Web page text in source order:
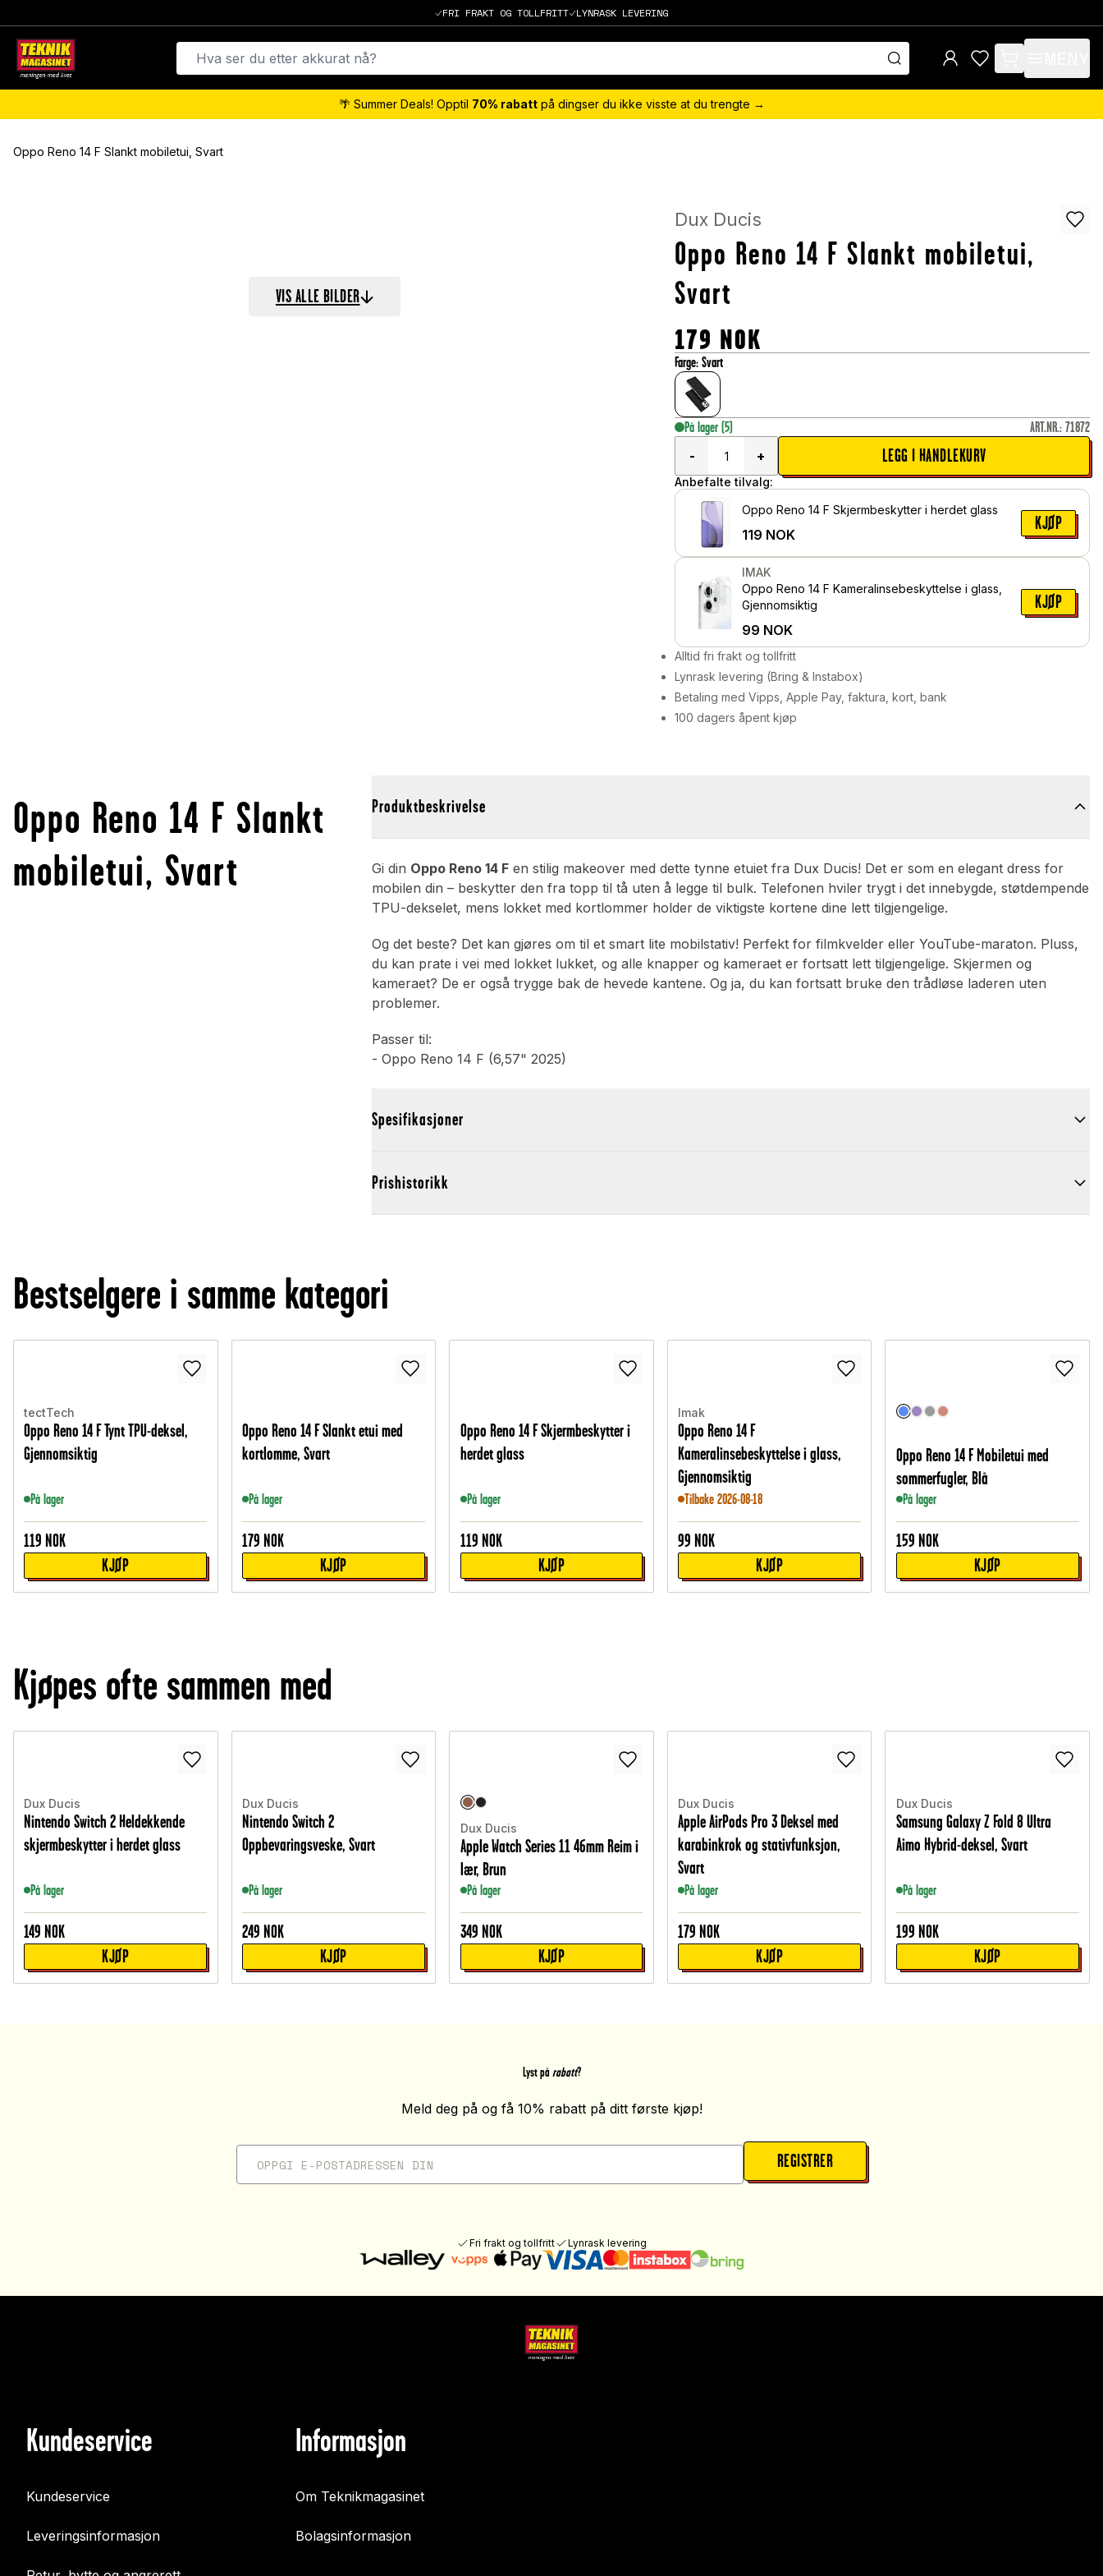
FRI FRAKT OG TOLLFRITT LYNRASK LEVERING
items in cart, view
🌴 Summer Deals! Opptil 70% rabattpå dingser du ikke visste at du trengte →
Oppo Reno 14 F Slankt mobiletui, Svart
VIS ALLE BILDER
Dux Ducis
Oppo Reno 14 F Slankt mobiletui,
Svart
179 NOK
Farge:Svart
På lager (5) ART.NR.: 71872
-
+ LEGG I HANDLEKURV
Anbefalte tilvalg:
Oppo Reno 14 F Skjermbeskytter i herdet glass
119 NOK
KJØP
IMAK
Oppo Reno 14 F Kameralinsebeskyttelse i glass,
Gjennomsiktig
99 NOK
KJØP
Alltid fri frakt og tollfritt
Lynrask levering (Bring & Instabox)
Betaling med Vipps, Apple Pay, faktura, kort, bank
100 dagers åpent kjøp
Oppo Reno 14 F Slankt
mobiletui, Svart
Produktbeskrivelse
Gi din Oppo Reno 14 F en stilig makeover med dette tynne etuiet fra Dux Ducis! Det er som en elegant dress for
mobilen din – beskytter den fra topp til tå uten å legge til bulk. Telefonen hviler trygt i det innebygde, støtdempende
TPU-dekselet, mens lokket med kortlommer holder de viktigste kortene dine lett tilgjengelige.
Og det beste? Det kan gjøres om til et smart lite mobilstativ! Perfekt for filmkvelder eller YouTube-maraton. Pluss,
du kan prate i vei med lokket lukket, og alle knapper og kameraet er fortsatt lett tilgjengelige. Skjermen og
kameraet? De er også trygge bak de hevede kantene. Og ja, du kan fortsatt bruke den trådløse laderen uten
problemer.
Passer til:
- Oppo Reno 14 F (6,57" 2025)
Spesifikasjoner
Prishistorikk
Bestselgere i samme kategori
tectTech
Oppo Reno 14 F Tynt TPU-deksel,
Gjennomsiktig
På lager
119 NOK
KJØP
Oppo Reno 14 F Slankt etui med
kortlomme, Svart
På lager
179 NOK
KJØP
Oppo Reno 14 F Skjermbeskytter i
herdet glass
På lager
119 NOK
KJØP
Imak
Oppo Reno 14 F
Kameralinsebeskyttelse i glass,
Gjennomsiktig
Tilbake 2026-08-18
99 NOK
KJØP
Oppo Reno 14 F Mobiletui med
sommerfugler, Blå
På lager
159 NOK
KJØP
Kjøpes ofte sammen med
Dux Ducis
Nintendo Switch 2 Heldekkende
skjermbeskytter i herdet glass
På lager
149 NOK
KJØP
Dux Ducis
Nintendo Switch 2
Oppbevaringsveske, Svart
På lager
249 NOK
KJØP
Dux Ducis
Apple Watch Series 11 46mm Reim i
lær, Brun
På lager
349 NOK
KJØP
Dux Ducis
Apple AirPods Pro 3 Deksel med
karabinkrok og stativfunksjon,
Svart
På lager
179 NOK
KJØP
Dux Ducis
Samsung Galaxy Z Fold 8 Ultra
Aimo Hybrid-deksel, Svart
På lager
199 NOK
KJØP
Lyst på rabatt?
Meld deg på og få 10% rabatt på ditt første kjøp!
REGISTRER
Fri frakt og tollfritt Lynrask levering
Kundeservice
Kundeservice
Leveringsinformasjon
Informasjon
Om Teknikmagasinet
Bolagsinformasjon